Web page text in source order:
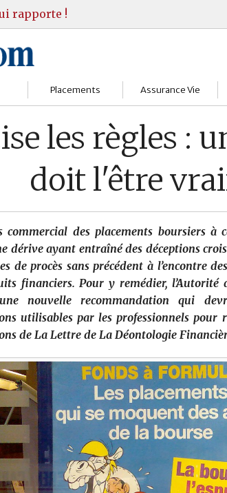
rapporte !
Placements
Fonds d’investissments
Assurance vie
Livrets
Immobilier
Divers
Assurance Vie
Choisir
Comprendre
Contrats
Gérer
les règles :
doit l'être
commercial des placements boursiers
dérive ayant entraîné des déceptions
de procès sans précédent à l’encontre
financiers. Pour y remédier, l’Autorité
nouvelle recommandation qui
utilisables par les professionnels pour
de La Lettre de La Déontologie